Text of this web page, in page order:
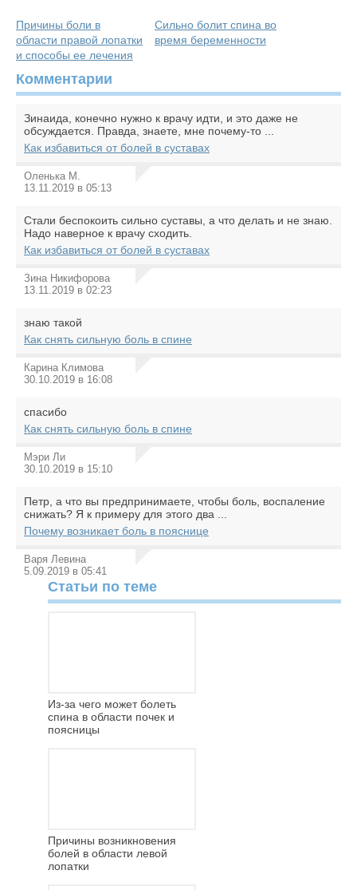
Причины боли в
области правой лопатки
и способы ее лечения
Сильно болит спина во
время беременности
Комментарии
Зинаида, конечно нужно к врачу идти, и это даже не
обсуждается. Правда, знаете, мне почему-то ...
Как избавиться от болей в суставах
Оленька М.
13.11.2019 в 05:13
Стали беспокоить сильно суставы, а что делать и не знаю.
Надо наверное к врачу сходить.
Как избавиться от болей в суставах
Зина Никифорова
13.11.2019 в 02:23
знаю такой
Как снять сильную боль в спине
Карина Климова
30.10.2019 в 16:08
спасибо
Как снять сильную боль в спине
Мэри Ли
30.10.2019 в 15:10
Петр, а что вы предпринимаете, чтобы боль, воспаление
снижать? Я к примеру для этого два ...
Почему возникает боль в пояснице
Варя Левина
5.09.2019 в 05:41
Статьи по теме
Из-за чего может болеть
спина в области почек и
поясницы
Причины возникновения
болей в области левой
лопатки